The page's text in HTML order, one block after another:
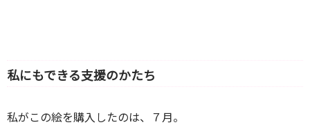
私にもできる支援のかたち
私がこの絵を購入したのは、７月。